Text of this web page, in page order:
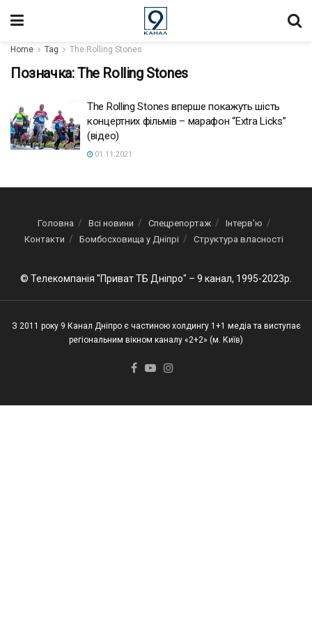
Home Tag The Rolling Stones
Позначка:The Rolling Stones
The Rolling Stones вперше покажуть шість
концертних фільмів – марафон “Extra Licks”
(відео)
01.11.2021
Головна Всі новини Спецрепортаж
Інтерв’ю
Контакти
Бомбосховища у Дніпрі Структура власності
© Телекомпанія "Приват ТБ Дніпро" – 9 канал, 1995-2023р.
З 2011 року 9 Канал Дніпро є частиною холдингу 1+1 медіа та виступає
регіональним вікном каналу «2+2» (м. Київ)